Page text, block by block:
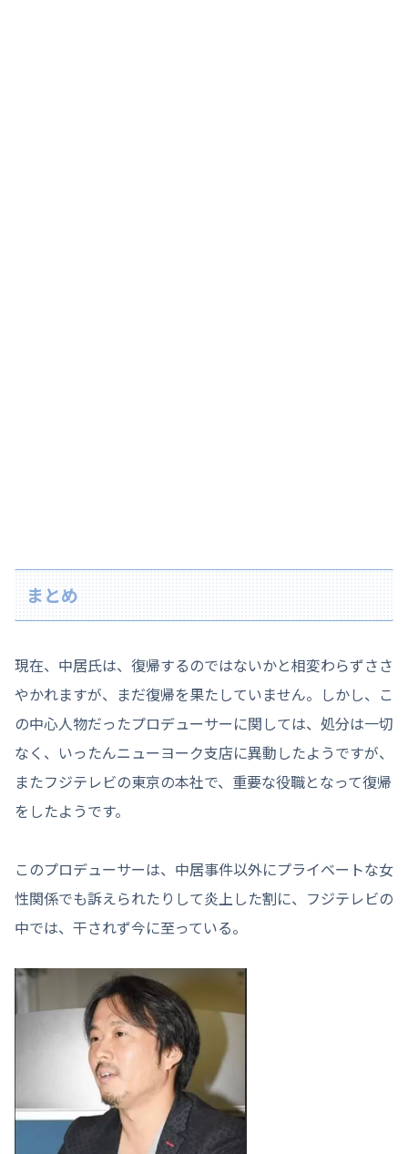
まとめ
現在、中居氏は、復帰するのではないかと相変わらずささ
やかれますが、まだ復帰を果たしていません。しかし、こ
の中心人物だったプロデューサーに関しては、処分は一切
なく、いったんニューヨーク支店に異動したようですが、
またフジテレビの東京の本社で、重要な役職となって復帰
をしたようです。
このプロデューサーは、中居事件以外にプライベートな女
性関係でも訴えられたりして炎上した割に、フジテレビの
中では、干されず今に至っている。